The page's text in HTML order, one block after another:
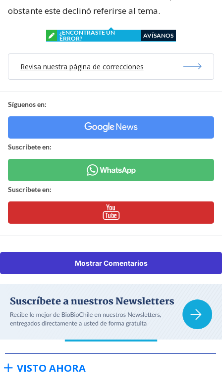
obstante este declinó referirse al tema.
¿ENCONTRASTE UN
ERROR?
AVÍSANOS
Revisa nuestra página de correcciones
Síguenos en:
Suscríbete en:
Suscríbete en:
Mostrar Comentarios
VISTO AHORA